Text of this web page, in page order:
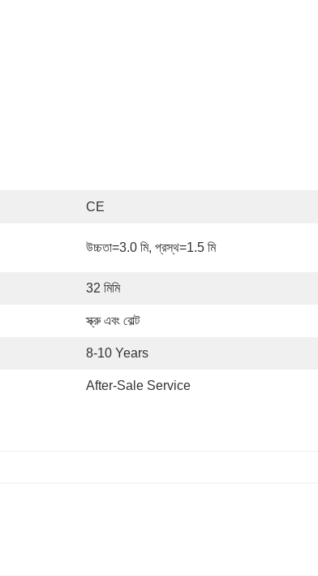
CE
উচ্চতা=3.0 মি, প্রস্থ=1.5 মি
32 মিমি
স্ক্রু এবং বোল্ট
8-10 Years
After-Sale Service